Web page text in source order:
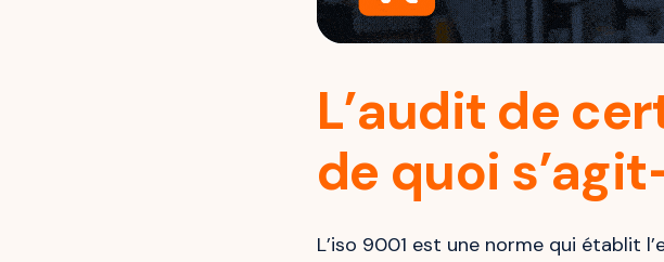
L’audit de
de quoi
L’iso 9001 est une norme qui établit